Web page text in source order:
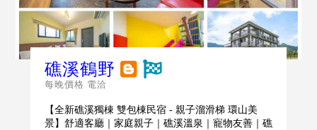
礁溪鶴野
每晚價格 電洽
【全新礁溪獨棟 雙包棟民宿 - 親子溜滑梯 環山美
景】舒適客廳｜家庭親子｜礁溪溫泉｜寵物友善｜礁